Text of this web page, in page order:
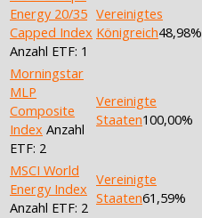
Energy 20/35
Capped Index
Anzahl ETF: 1
Vereinigtes
Königreich48,98%
Morningstar
MLP
Composite
Index Anzahl
ETF: 2
Vereinigte
Staaten100,00%
MSCI World
Energy Index
Anzahl ETF: 2
Vereinigte
Staaten61,59%